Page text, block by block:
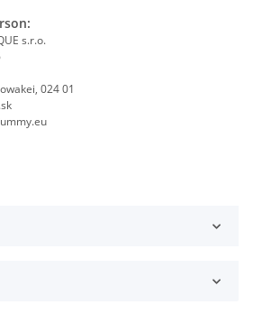
s.r.o.
024 01